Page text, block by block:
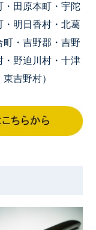
・田原本町・宇陀
・明日香村・北葛
・吉野郡・吉野
・野迫川村・十津
吉野村）